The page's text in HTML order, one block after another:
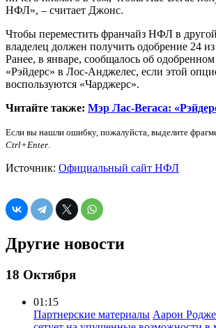
НФЛ», – считает Джонс.
Чтобы переместить франчайз НФЛ в
владелец должен получить одобрение 24 из
Ранее, в январе, сообщалось об одобренном
«Рэйдерс» в Лос-Анджелес, если этой
воспользуются «Чарджерс».
Читайте также: Мэр Лас-Вегаса:
Если вы нашли ошибку, пожалуйста, выделите
Ctrl+Enter.
Источник: Официальный сайт НФЛ
Другие новости
18 Октября
01:15
Партнерские материалы Аарон